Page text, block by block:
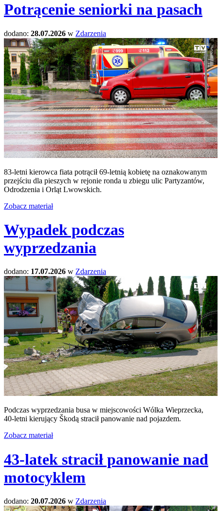
Potrącenie seniorki na pasach
dodano: 28.07.2026 w Zdarzenia
83-letni kierowca fiata potrącił 69-letnią kobietę na oznakowanym
przejściu dla pieszych w rejonie ronda u zbiegu ulic Partyzantów,
Odrodzenia i Orląt Lwowskich.
Zobacz materiał
Wypadek podczas
wyprzedzania
dodano: 17.07.2026 w Zdarzenia
Podczas wyprzedzania busa w miejscowości Wólka Wieprzecka,
40-letni kierujący Škodą stracił panowanie nad pojazdem.
Zobacz materiał
43-latek stracił panowanie nad
motocyklem
dodano: 20.07.2026 w Zdarzenia